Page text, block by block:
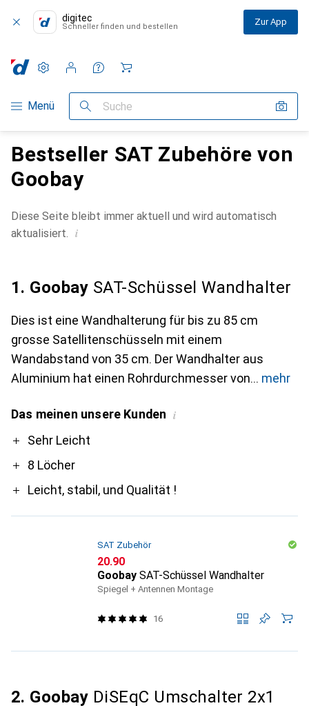
digitec
Schneller finden und bestellen Zur App
Navigation nach Kategorien
Menü Suche
Einstellungen
Kundenkonto
Vergleichslisten
Merklisten
Warenkorb
Bestseller SAT Zubehöre von
Goobay
Diese Seite bleibt immer aktuell und wird automatisch
aktualisiert. i
1. Goobay SAT-Schüssel Wandhalter
Dies ist eine Wandhalterung für bis zu 85 cm
grosse Satellitenschüsseln mit einem
Wandabstand von 35 cm. Der Wandhalter aus
Aluminium hat einen Rohrdurchmesser von
mehr
Das meinen unsere Kunden i
ProSehr Leicht
8 Löcher
Leicht, stabil, und Qualität !
SAT Zubehör
CHF
20.90
Goobay SAT-Schüssel Wandhalter
Spiegel + Antennen Montage
16
2. Goobay DiSEqC Umschalter 2x1